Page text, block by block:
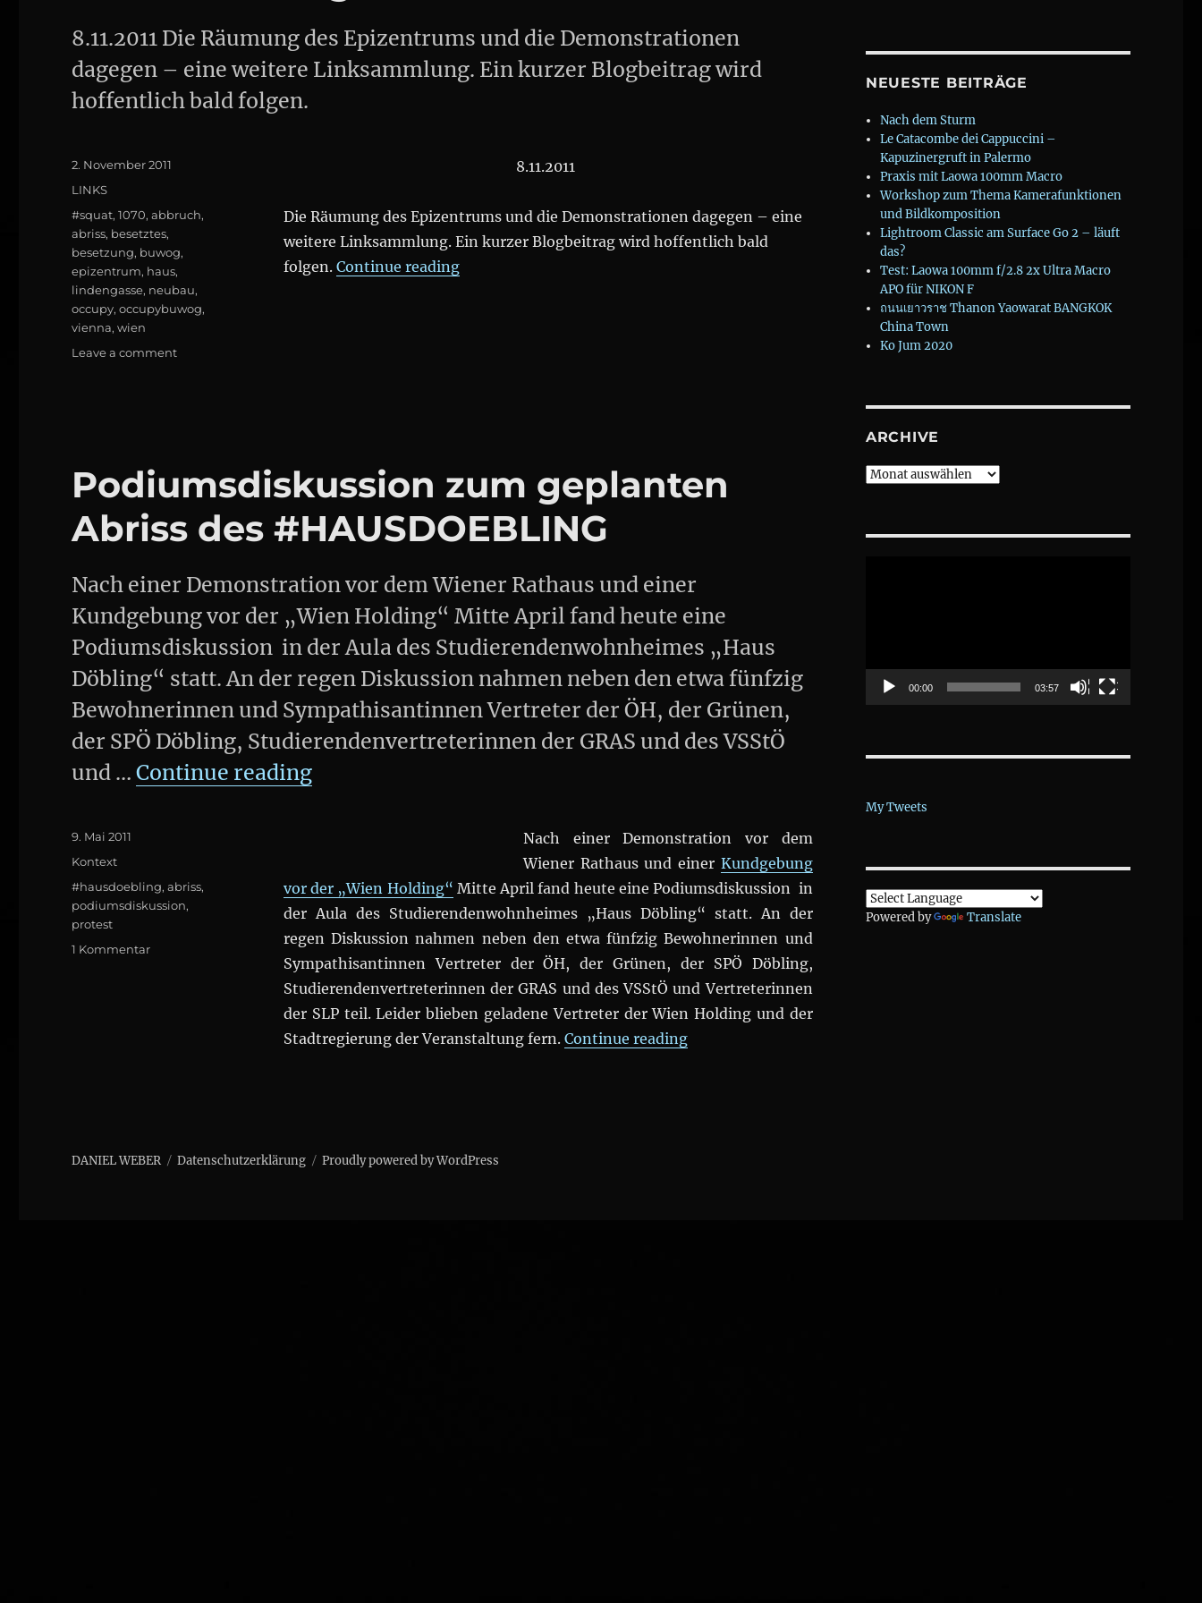
8.11.2011 Die Räumung des Epizentrums und die Demonstrationen
dagegen – eine weitere Linksammlung. Ein kurzer Blogbeitrag wird
hoffentlich bald folgen.
8.11.2011
Die Räumung des Epizentrums und die Demonstrationen dagegen – eine
weitere Linksammlung. Ein kurzer Blogbeitrag wird hoffentlich bald
folgen. Continue reading„Linksammlung #EPIZENTRUM“
Posted
2. November 2011
Categories
LINKS
Tags
#squat,1070,abbruch,
abriss, besetztes,
besetzung, buwog,
epizentrum, haus,
lindengasse, neubau,
occupy,occupybuwog,
vienna,wien
Leave a commenton
Podiumsdiskussion zum geplanten
Abriss des #HAUSDOEBLING
Nach einer Demonstration vor dem Wiener Rathaus und einer
Kundgebung vor der „Wien Holding“ Mitte April fand heute eine
Podiumsdiskussion in der Aula des Studierendenwohnheimes „Haus
Döbling“ statt. An der regen Diskussion nahmen neben den etwa fünfzig
Bewohnerinnen und Sympathisantinnen Vertreter der ÖH, der Grünen,
der SPÖ Döbling, Studierendenvertreterinnen der GRAS und des VSStÖ
und …Continue reading„Podiumsdiskussion zum geplanten Abriss des #HAUSDOEBLING“
Nach einer Demonstration vor dem
Wiener Rathaus und einer Kundgebung
vor der „Wien Holding“ Mitte April fand heute eine Podiumsdiskussion in
der Aula des Studierendenwohnheimes „Haus Döbling“ statt. An der
regen Diskussion nahmen neben den etwa fünfzig Bewohnerinnen und
Sympathisantinnen Vertreter der ÖH, der Grünen, der SPÖ Döbling,
Studierendenvertreterinnen der GRAS und des VSStÖ und Vertreterinnen
der SLP teil. Leider blieben geladene Vertreter der Wien Holding und der
Stadtregierung der Veranstaltung fern. Continue reading„Podiumsdiskussion zum geplanten Abriss des #HAUSDOEBLING“
Posted
9. Mai 2011
Categories
Kontext
Tags
#hausdoebling,abriss,
podiumsdiskussion,
protest
1 Kommentarzu
NEUESTE BEITRÄGE
Nach dem Sturm
Le Catacombe dei Cappuccini –
Kapuzinergruft in Palermo
Praxis mit Laowa 100mm Macro
Workshop zum Thema Kamerafunktionen
und Bildkomposition
Lightroom Classic am Surface Go 2 – läuft
das?
Test: Laowa 100mm f/2.8 2x Ultra Macro
APO für NIKON F
ถนนเยาวราช Thanon Yaowarat BANGKOK
China Town
Ko Jum 2020
ARCHIVE
Archive
00:00 03:57
My Tweets
Powered by Translate
DANIEL WEBER Datenschutzerklärung Proudly powered by WordPress